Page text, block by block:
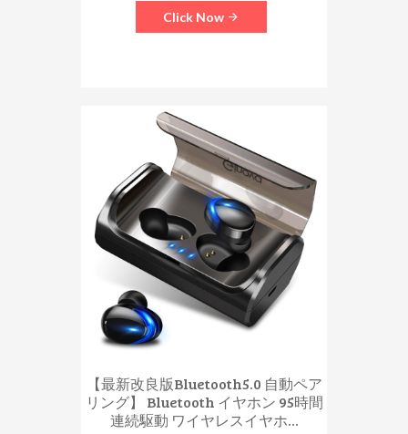
Click Now
【最新改良版Bluetooth5.0 自動ペア
リング】 Bluetooth イヤホン 95時間
連続駆動 ワイヤレスイヤホ...